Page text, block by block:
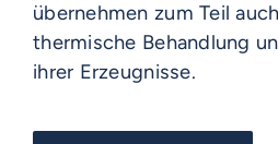
übernehmen zum Teil
thermische Behandlung
ihrer Erzeugnisse.